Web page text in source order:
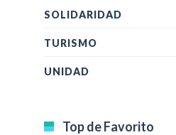
SOLIDARIDAD
TURISMO
UNIDAD
Top de Favorito